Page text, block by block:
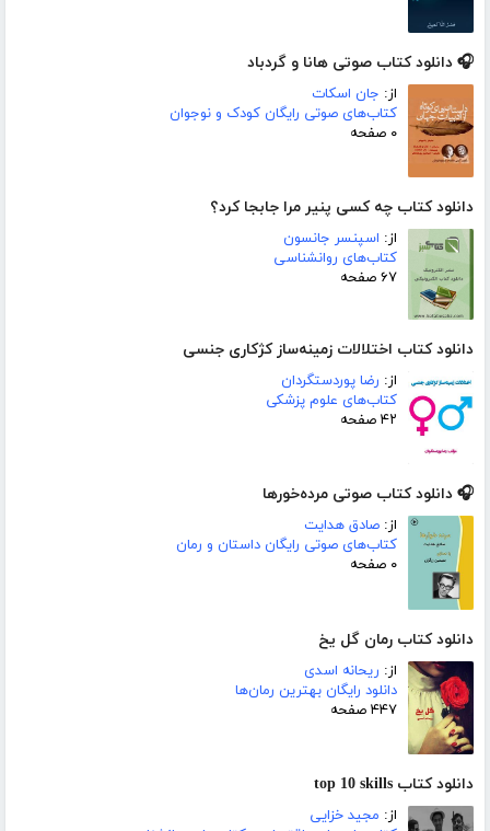
🎧 دانلود کتاب صوتی هانا و گردباد
از: جان اسکات
کتاب‌های صوتی رایگان کودک و نوجوان
۰ صفحه
دانلود کتاب چه کسی پنیر مرا جابجا کرد؟
از: اسپنسر جانسون
کتاب‌های روانشناسی
۶۷ صفحه
دانلود کتاب اختلالات زمینه‌ساز کژکاری جنسی
از: رضا پوردستگردان
کتاب‌های علوم پزشکی
۴۲ صفحه
🎧 دانلود کتاب صوتی مرده‌خورها
از: صادق هدایت
کتاب‌های صوتی رایگان داستان و رمان
۰ صفحه
دانلود کتاب رمان گل یخ
از: ریحانه اسدی
دانلود رایگان بهترین رمان‌ها
۴۴۷ صفحه
دانلود کتاب top 10 skills
از: مجید خزایی